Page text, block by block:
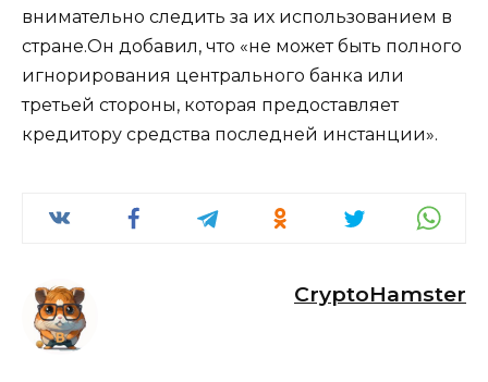
внимательно следить за их использованием в
стране.Он добавил, что «не может быть полного
игнорирования центрального банка или
третьей стороны, которая предоставляет
кредитору средства последней инстанции».
CryptoHamster